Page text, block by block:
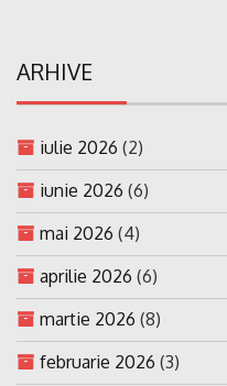
ARHIVE
iulie 2026 (2)
iunie 2026 (6)
mai 2026 (4)
aprilie 2026 (6)
martie 2026 (8)
februarie 2026 (3)